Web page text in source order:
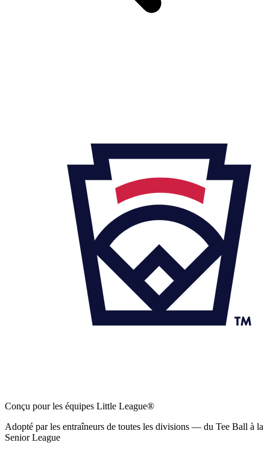
Conçu pour les équipes Little League®
Adopté par les entraîneurs de toutes les divisions — du Tee Ball à la
Senior League